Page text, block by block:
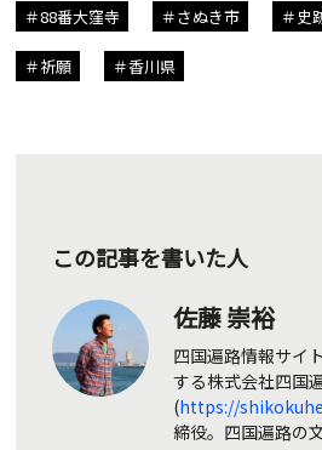
88番大窪寺 さぬき市 史
祈願 香川県
この記事を書いた人
佐藤 崇裕
四国遍路情報サイ
する株式会社四国
(https://
締役。四国遍路の